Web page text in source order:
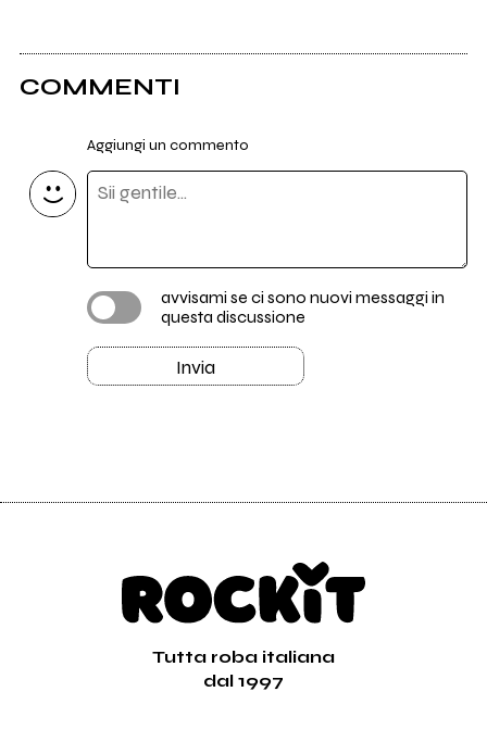
COMMENTI
Aggiungi un commento
avvisami se ci sono nuovi messaggi in
questa discussione
Invia
Tutta roba italiana
dal 1997